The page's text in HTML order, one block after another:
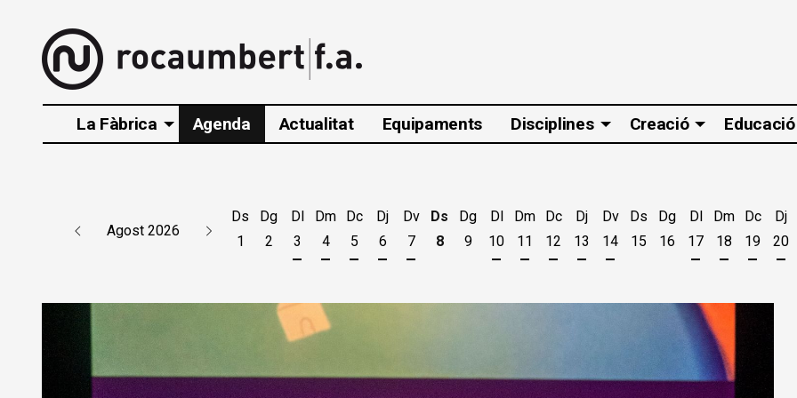
La Fàbrica Agenda Actualitat Equipaments Disciplines Creació Educació
Agost 2026
Ds
1
Dg
2
Dl
3
Dilluns 3 d'agost
Dm
4
Dimarts 4 d'agost
Dc
5
Dimecres 5 d'agost
Dj
6
Dijous 6 d'agost
Dv
7
Divendres 7 d'agost
Ds
8
Dg
9
Dl
10
Dilluns 10 d'agost
Dm
11
Dimarts 11 d'agost
Dc
12
Dimecres 12 d'agost
Dj
13
Dijous 13 d'agost
Dv
14
Divendres 14 d'agost
Ds
15
Dg
16
Dl
17
Dilluns 17
Dm
18
Dimarts 18
Dc
19
Dj
20